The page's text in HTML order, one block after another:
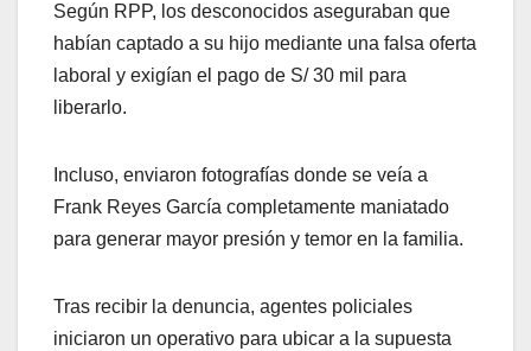
Según RPP, los desconocidos aseguraban que
habían captado a su hijo mediante una falsa oferta
laboral y exigían el pago de S/ 30 mil para
liberarlo.
Incluso, enviaron fotografías donde se veía a
Frank Reyes García completamente maniatado
para generar mayor presión y temor en la familia.
Tras recibir la denuncia, agentes policiales
iniciaron un operativo para ubicar a la supuesta